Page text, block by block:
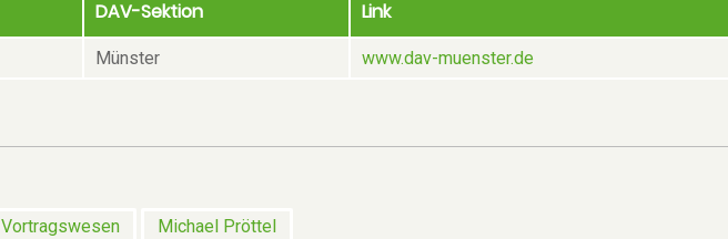
DAV-Sektion Link
Münster www.dav-muenster.de
Vortragswesen Michael Pröttel